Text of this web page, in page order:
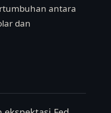
antara
dan